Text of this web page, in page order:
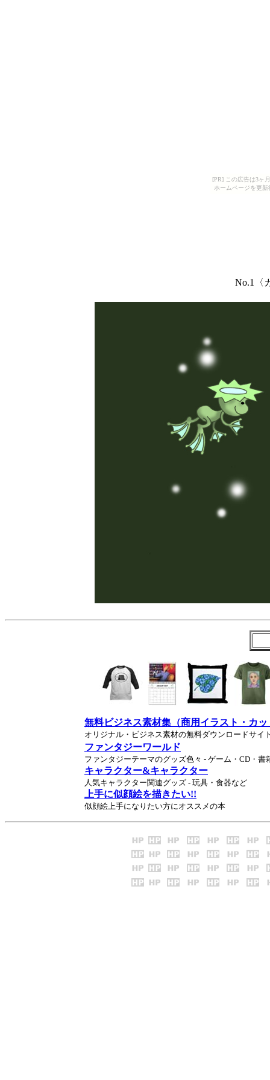
[PR] この広告は3ヶ
ホームページを更
No.1〈
無料ビジネス素材集（商用イラスト・カッ
オリジナル・ビジネス素材の無料ダウンロードサイ
ファンタジーワールド
ファンタジーテーマのグッズ色々 - ゲーム・CD・書
キャラクター&キャラクター
人気キャラクター関連グッズ - 玩具・食器など
上手に似顔絵を描きたい!!
似顔絵上手になりたい方にオススメの本